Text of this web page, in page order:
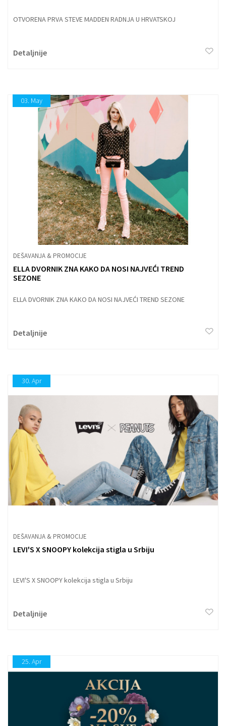
OTVORENA PRVA STEVE MADDEN RADNJA U HRVATSKOJ
Detaljnije
03. May
DEŠAVANJA & PROMOCIJE
ELLA DVORNIK ZNA KAKO DA NOSI NAJVEĆI TREND
SEZONE
ELLA DVORNIK ZNA KAKO DA NOSI NAJVEĆI TREND SEZONE
Detaljnije
30. Apr
DEŠAVANJA & PROMOCIJE
LEVI'S X SNOOPY kolekcija stigla u Srbiju
LEVI'S X SNOOPY kolekcija stigla u Srbiju
Detaljnije
25. Apr